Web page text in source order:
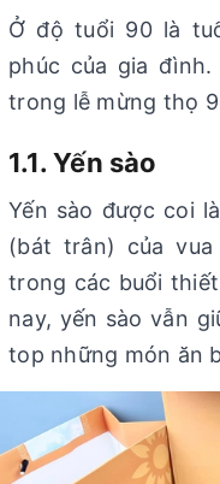
Ở độ tuổi 90 là
phúc của gia
trong lễ mừng thọ
1.1. Yến sào
Yến sào được coi
(bát trân) của
trong các buổi
nay, yến sào vẫn
top những món ăn